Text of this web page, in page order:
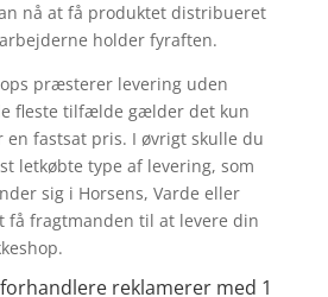
nå at få produktet distribueret
holder fyraften.
præsterer levering uden
fleste tilfælde gælder det kun
en fastsat pris. I øvrigt skulle du
letkøbte type af levering, som
sig i Horsens, Varde eller
få fragtmanden til at levere din
reklamerer med 1